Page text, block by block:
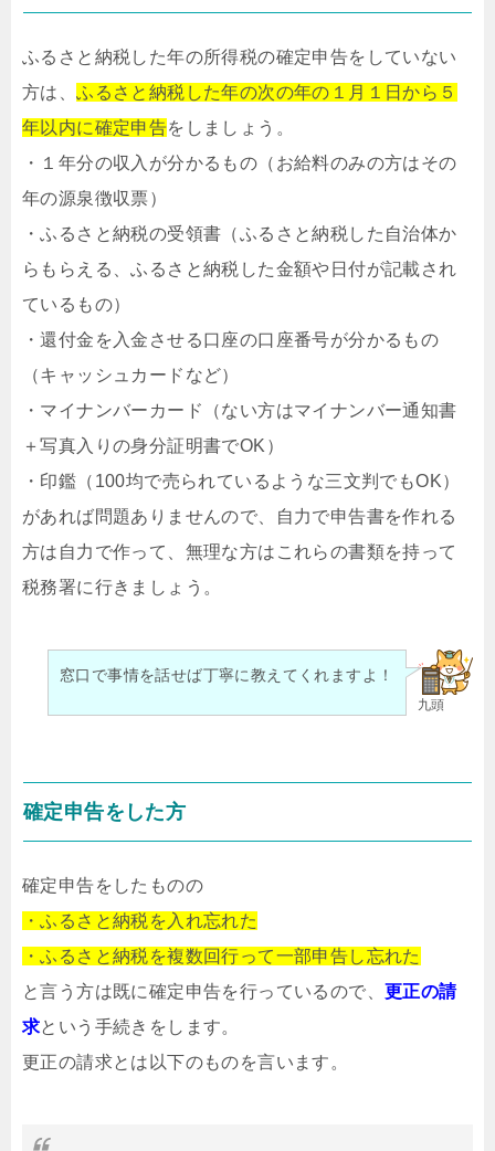
ふるさと納税した年の所得税の確定申告をしていない
方は、ふるさと納税した年の次の年の１月１日から５
年以内に確定申告をしましょう。
・１年分の収入が分かるもの（お給料のみの方はその
年の源泉徴収票）
・ふるさと納税の受領書（ふるさと納税した自治体か
らもらえる、ふるさと納税した金額や日付が記載され
ているもの）
・還付金を入金させる口座の口座番号が分かるもの
（キャッシュカードなど）
・マイナンバーカード（ない方はマイナンバー通知書
＋写真入りの身分証明書でOK）
・印鑑（100均で売られているような三文判でもOK）
があれば問題ありませんので、自力で申告書を作れる
方は自力で作って、無理な方はこれらの書類を持って
税務署に行きましょう。
九頭
窓口で事情を話せば丁寧に教えてくれますよ！
確定申告をした方
確定申告をしたものの
・ふるさと納税を入れ忘れた
・ふるさと納税を複数回行って一部申告し忘れた
と言う方は既に確定申告を行っているので、 更正の請
求という手続きをします。
更正の請求とは以下のものを言います。